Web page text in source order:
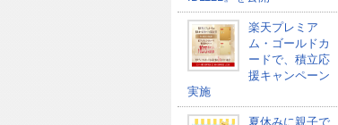
楽天プレミア
ム・ゴールドカ
ードで、積立応
援キャンペーン
実施
夏休みに親子で